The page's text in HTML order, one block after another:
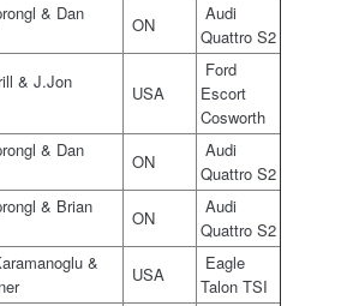
& Dan
ON
Audi
Quattro S2
& J.Jon
USA
Ford
Escort
Cosworth
& Dan
ON
Audi
Quattro S2
& Brian
ON
Audi
Quattro S2
&
USA
Eagle
Talon TSI